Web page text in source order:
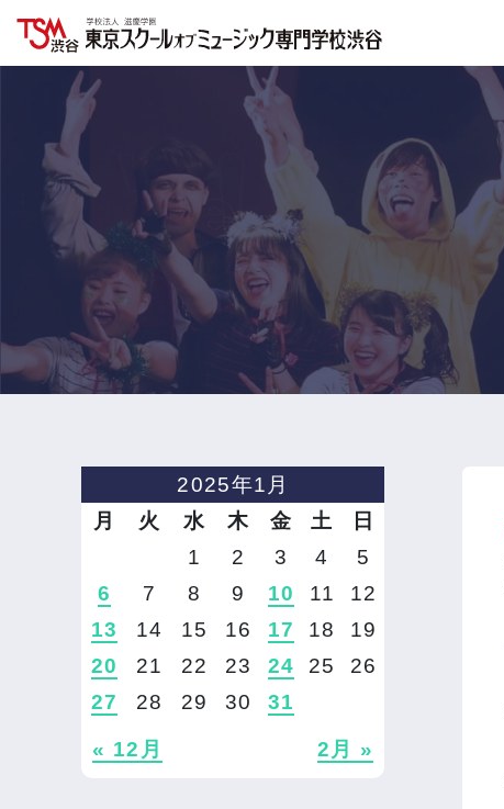
2025年1月
月
火 水 木 金 土 日
« 12月 2月 »
1 2 3 4
5
6
7 8 9 10 11
12
13
14 15 16 17 18
19
20
21 22 23 24 25
26
27
28 29 30 31